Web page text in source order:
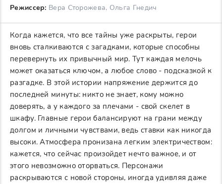
Режиссер: Вера Сторожева, Ольга Гнедич
Когда кажется, что все тайны уже раскрыты, герои
вновь сталкиваются с загадками, которые способны
перевернуть их привычный мир. Тут каждая мелочь
может оказаться ключом, а любое слово - подсказкой к
разгадке. В этой истории напряжение держится до
последней минуты: никто не знает, кому можно
доверять, а у каждого за плечами - свой скелет в
шкафу. Главные герои балансируют на грани между
долгом и личными чувствами, ведь ставки как никогда
высоки. Атмосфера пронизана легким электричеством:
кажется, что сейчас произойдет нечто важное, и от
этого невозможно оторваться. Персонажи
раскрываются с новой стороны, иногда удивляя даже